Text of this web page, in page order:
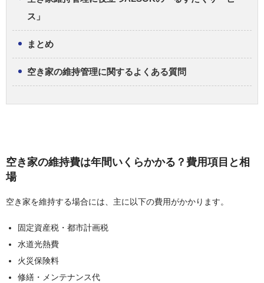
ス」
まとめ
空き家の維持管理に関するよくある質問
空き家の維持費は年間いくらかかる？費用項目と相
場
空き家を維持する場合には、主に以下の費用がかかります。
固定資産税・都市計画税
水道光熱費
火災保険料
修繕・メンテナンス代